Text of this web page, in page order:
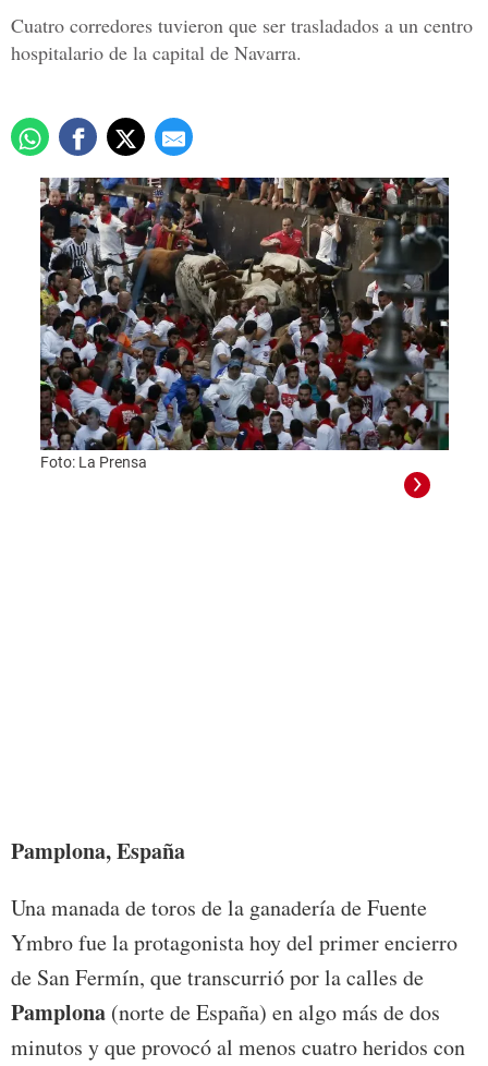
Cuatro corredores tuvieron que ser trasladados a un centro
hospitalario de la capital de Navarra.
Foto: La Prensa
Pamplona, España
Una manada de toros de la ganadería de Fuente
Ymbro fue la protagonista hoy del primer encierro
de San Fermín, que transcurrió por la calles de
Pamplona (norte de España) en algo más de dos
minutos y que provocó al menos cuatro heridos con